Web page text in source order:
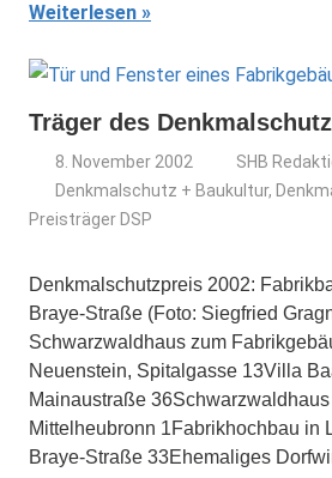
Weiterlesen
Träger des
8. November 2002
SHB
Denkmalschutz + Baukultur,
Preisträger DSP
Denkmalschutzpreis 2002:
Braye-Straße (Foto: Siegfried
Schwarzwaldhaus zum
Neuenstein, Spitalgasse 13Villa
Mainaustraße
Mittelheubronn 1Fabrikhochbau in
Braye-Straße 33Ehemaliges